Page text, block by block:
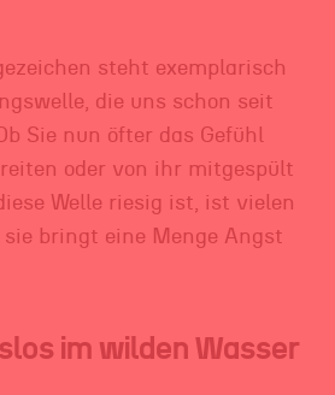
steht exemplarisch
die uns schon seit
Sie nun öfter das Gefühl
oder von ihr mitgespült
Welle riesig ist, ist vielen
bringt eine Menge Angst
im wilden Wasser